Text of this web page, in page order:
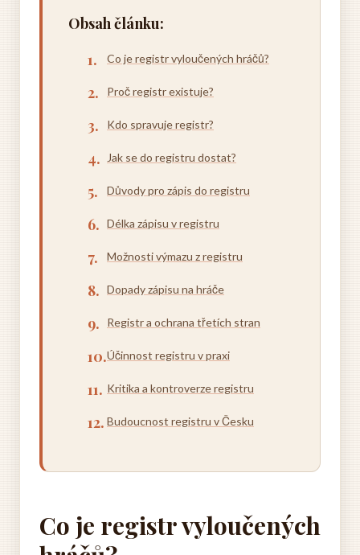
Obsah článku:
Co je registr vyloučených hráčů?
Proč registr existuje?
Kdo spravuje registr?
Jak se do registru dostat?
Důvody pro zápis do registru
Délka zápisu v registru
Možnosti výmazu z registru
Dopady zápisu na hráče
Registr a ochrana třetích stran
Účinnost registru v praxi
Kritika a kontroverze registru
Budoucnost registru v Česku
Co je registr vyloučených